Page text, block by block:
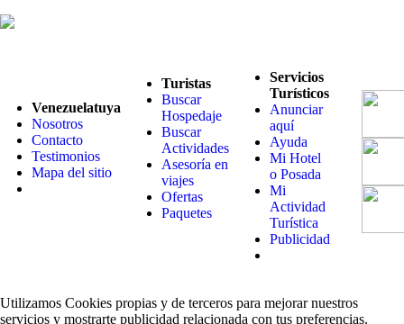
Venezuelatuya
Nosotros
Contacto
Testimonios
Mapa del sitio
Turistas
Buscar
Hospedaje
Buscar
Actividades
Asesoría en
viajes
Ofertas
Paquetes
Servicios
Turísticos
Anunciar
aquí
Ayuda
Mi Hotel
o Posada
Mi
Actividad
Turística
Publicidad
Utilizamos Cookies propias y de terceros para mejorar nuestros
servicios y mostrarte publicidad relacionada con tus preferencias.